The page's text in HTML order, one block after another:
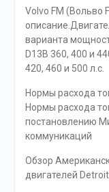
Volvo FM (Вольво
варианта
D13B 360, 400 и
420, 460 и 500 л.с.
Нормы расхода
Нормы расхода
постановлению
коммуникаций
Обзор
двигателей